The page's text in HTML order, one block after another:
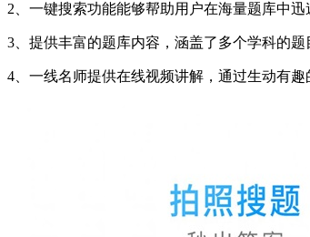
2、一键搜索功能能够帮助用户在海量题库中
3、提供丰富的题库内容，涵盖了多个学科的
4、一线名师提供在线视频讲解，通过生动有